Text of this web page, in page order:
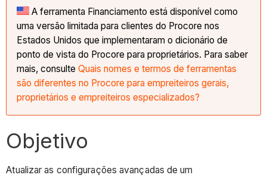
A ferramenta Financiamento está disponível como
uma versão limitada para clientes do Procore nos
Estados Unidos que implementaram o dicionário de
ponto de vista do Procore para proprietários. Para saber
mais, consulteQuais nomes e termos de ferramentas
são diferentes no Procore para empreiteiros gerais,
proprietários e empreiteiros especializados?
Objetivo
Atualizar as configurações avançadas de um